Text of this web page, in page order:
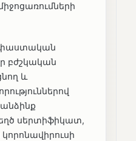
փաստական
բժշկական
և
սերտիֆիկատ,